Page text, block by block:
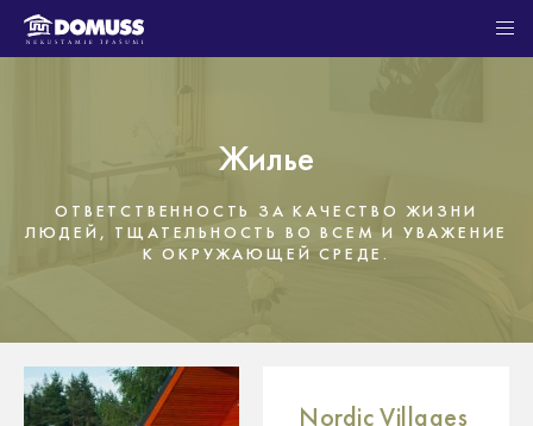
Жилье
ОТВЕТСТВЕННОСТЬ ЗА КАЧЕСТВО ЖИЗНИ
ЛЮДЕЙ, ТЩАТЕЛЬНОСТЬ ВО ВСЕМ И УВАЖЕНИЕ
К ОКРУЖАЮЩЕЙ СРЕДЕ.
Nordic Villages